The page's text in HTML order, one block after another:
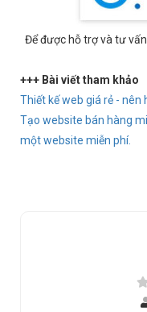
Để được hỗ trợ và tư
+++ Bài viết tham khảo
Thiết kế web giá rẻ - nên
Tạo website bán hàng
một website miễn phí.